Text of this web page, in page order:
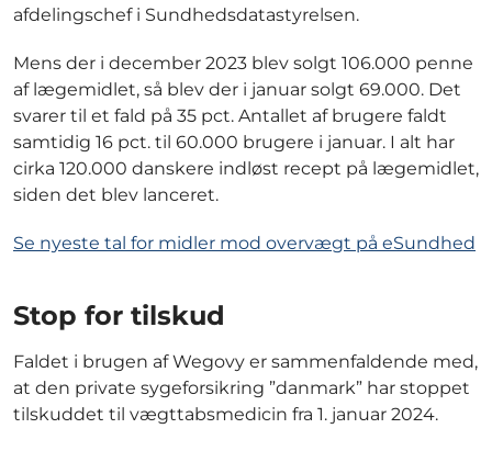
afdelingschef i Sundhedsdatastyrelsen.
Mens der i december 2023 blev solgt 106.000 penne
af lægemidlet, så blev der i januar solgt 69.000. Det
svarer til et fald på 35 pct. Antallet af brugere faldt
samtidig 16 pct. til 60.000 brugere i januar. I alt har
cirka 120.000 danskere indløst recept på lægemidlet,
siden det blev lanceret.
Se nyeste tal for midler mod overvægt på eSundhed
Stop for tilskud
Faldet i brugen af Wegovy er sammenfaldende med,
at den private sygeforsikring ”danmark” har stoppet
tilskuddet til vægttabsmedicin fra 1. januar 2024.